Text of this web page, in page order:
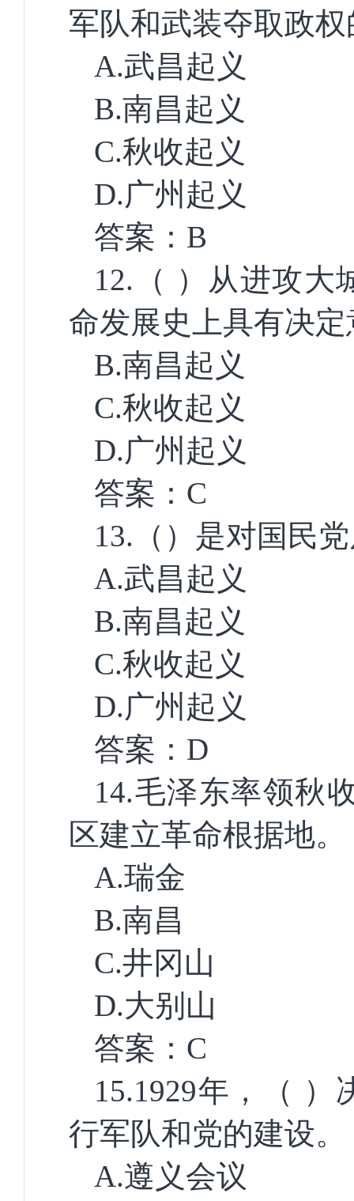
军队和武装夺取政
A.武昌起义
B.南昌起义
C.秋收起义
D.广州起义
答案： B
12. （ ）从进攻
命发展史上具有决
B.南昌起义
C.秋收起义
D.广州起义
答案： C
13. （）是对国民
A.武昌起义
B.南昌起义
C.秋收起义
D.广州起义
答案： D
14.毛泽东率领秋
区建立革命根据地。
A.瑞金
B.南昌
C.井冈山
D.大别山
答案： C
15.1929年，（ ）
行军队和党的建设。
A.遵义会议